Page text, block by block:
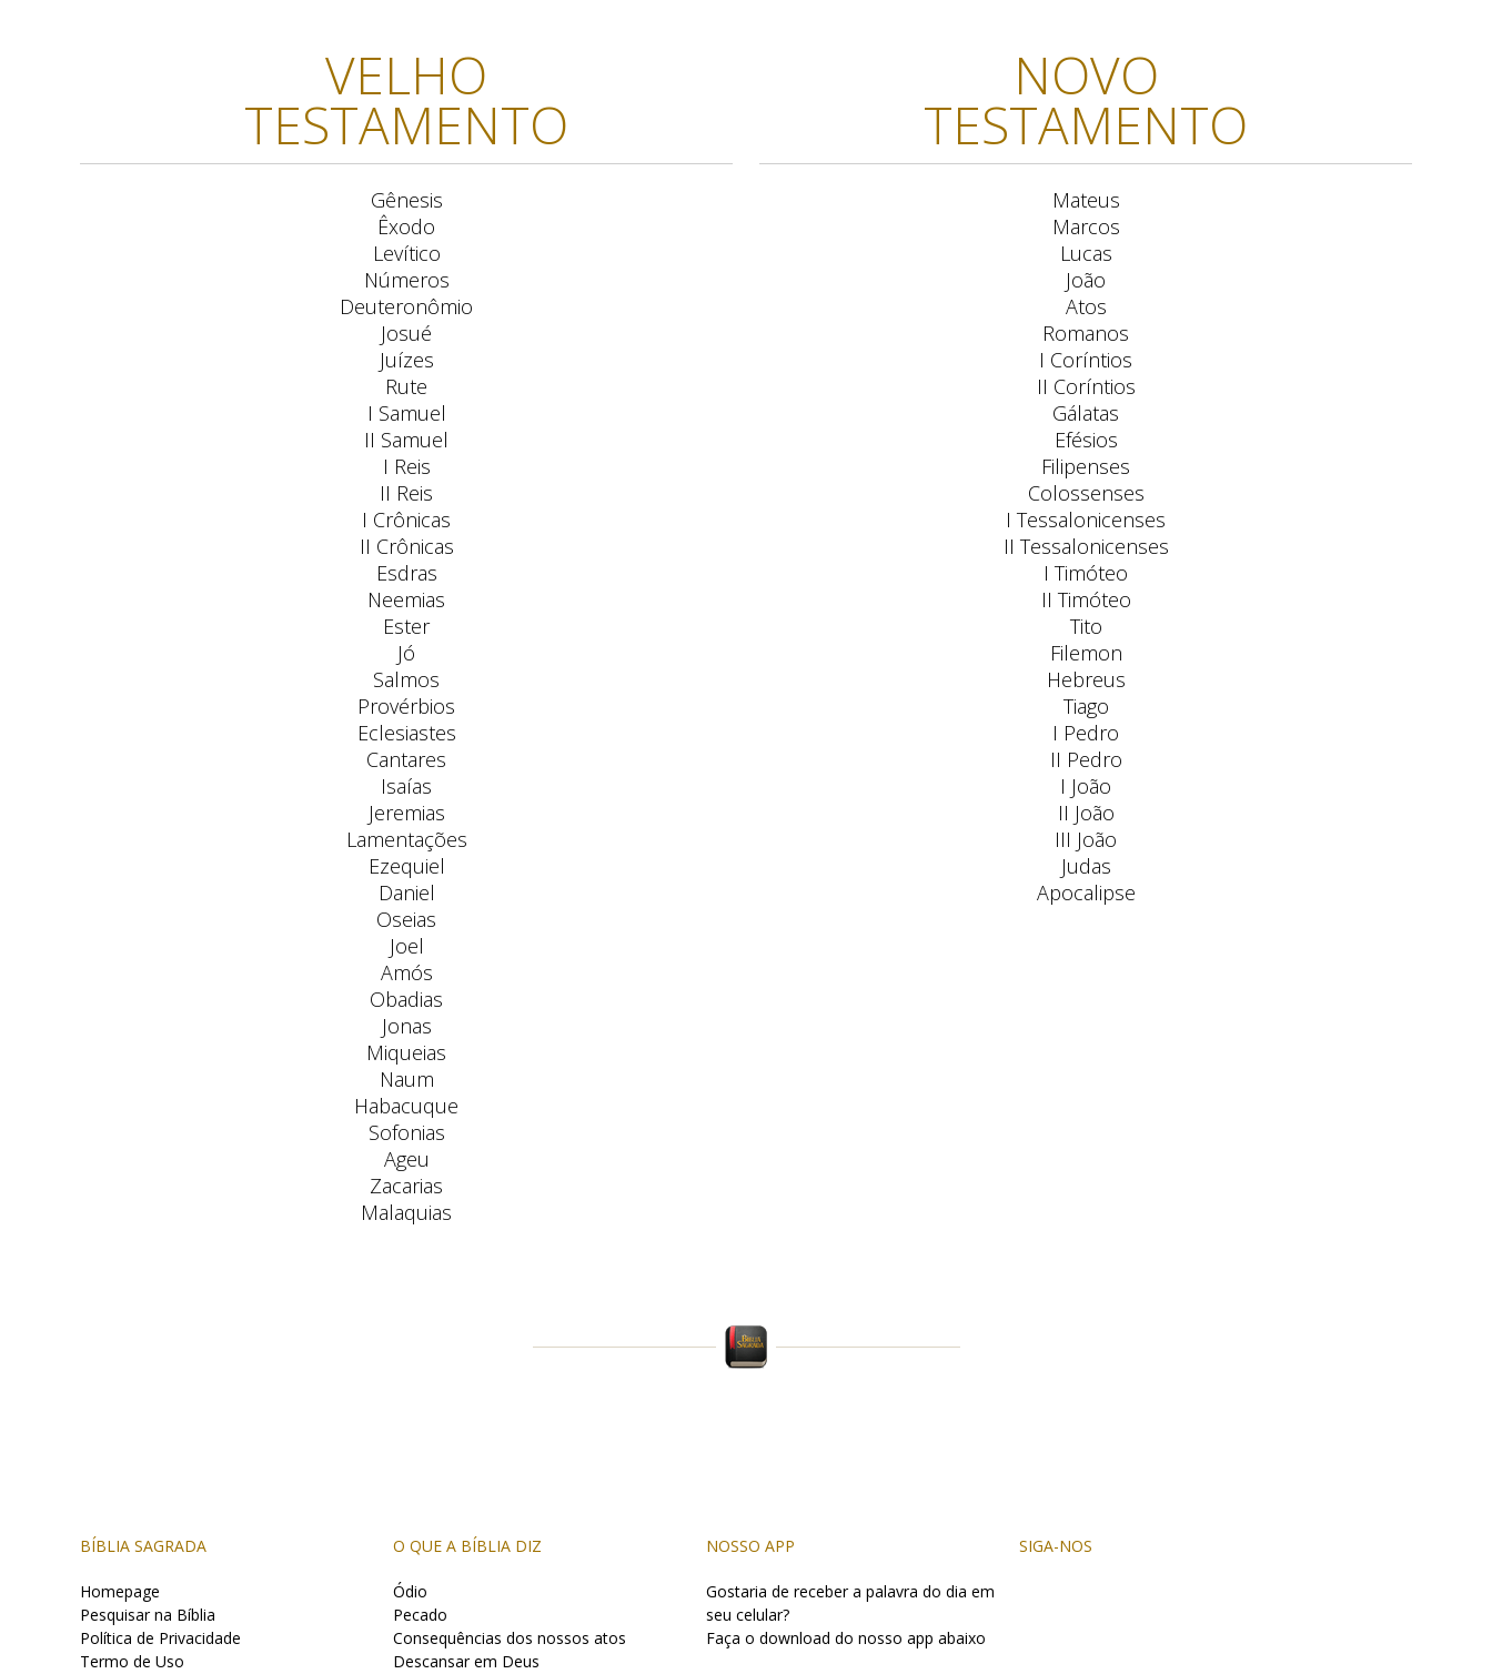
VELHO
TESTAMENTO
Gênesis
Êxodo
Levítico
Números
Deuteronômio
Josué
Juízes
Rute
I Samuel
II Samuel
I Reis
II Reis
I Crônicas
II Crônicas
Esdras
Neemias
Ester
Jó
Salmos
Provérbios
Eclesiastes
Cantares
Isaías
Jeremias
Lamentações
Ezequiel
Daniel
Oseias
Joel
Amós
Obadias
Jonas
Miqueias
Naum
Habacuque
Sofonias
Ageu
Zacarias
Malaquias
NOVO
TESTAMENTO
Mateus
Marcos
Lucas
João
Atos
Romanos
I Coríntios
II Coríntios
Gálatas
Efésios
Filipenses
Colossenses
I Tessalonicenses
II Tessalonicenses
I Timóteo
II Timóteo
Tito
Filemon
Hebreus
Tiago
I Pedro
II Pedro
I João
II João
III João
Judas
Apocalipse
BÍBLIA SAGRADA
Homepage
Pesquisar na Bíblia
Política de Privacidade
Termo de Uso
O QUE A BÍBLIA DIZ
Ódio
Pecado
Consequências dos nossos atos
Descansar em Deus
NOSSO APP
Gostaria de receber a palavra do dia em
seu celular?
Faça o download do nosso app abaixo
SIGA-NOS